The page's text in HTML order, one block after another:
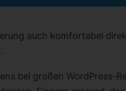
auch komfortabel
bei großen WordPress-